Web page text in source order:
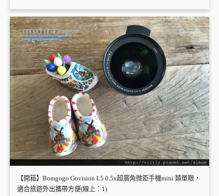
【開箱】Bomgogo Govision L5 0.5x超廣角微距手機mini 類單眼，
適合旅遊外出攜帶方便(線上：1)